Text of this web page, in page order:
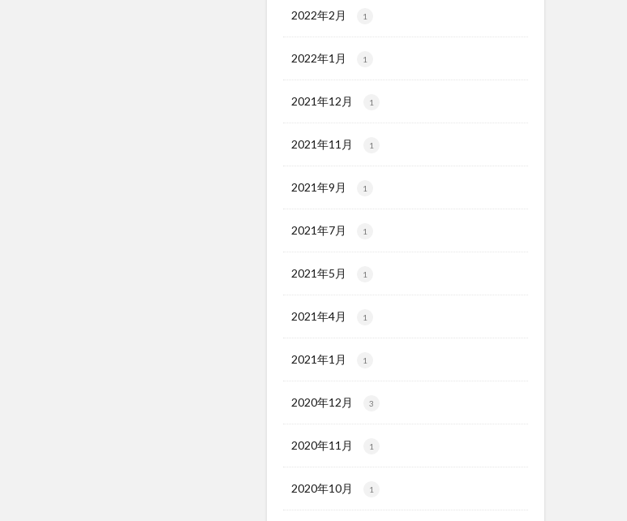
2022年2月 1
2022年1月 1
2021年12月 1
2021年11月 1
2021年9月 1
2021年7月 1
2021年5月 1
2021年4月 1
2021年1月 1
2020年12月 3
2020年11月 1
2020年10月 1